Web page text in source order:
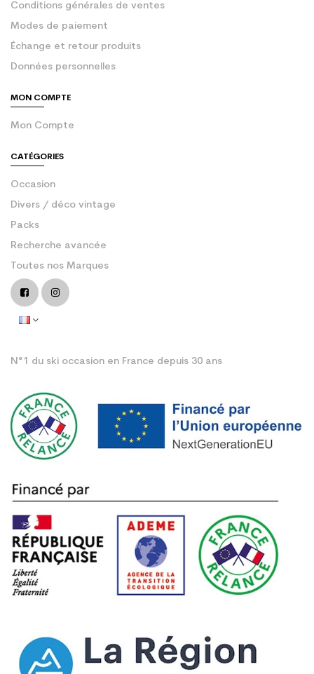
Conditions générales de ventes
Modes de paiement
Échange et retour produits
Données personnelles
MON COMPTE
Mon Compte
CATÉGORIES
Occasion
Divers / déco vintage
Packs
Recherche avancée
Toutes nos Marques
N°1 du ski occasion en France depuis 30 ans